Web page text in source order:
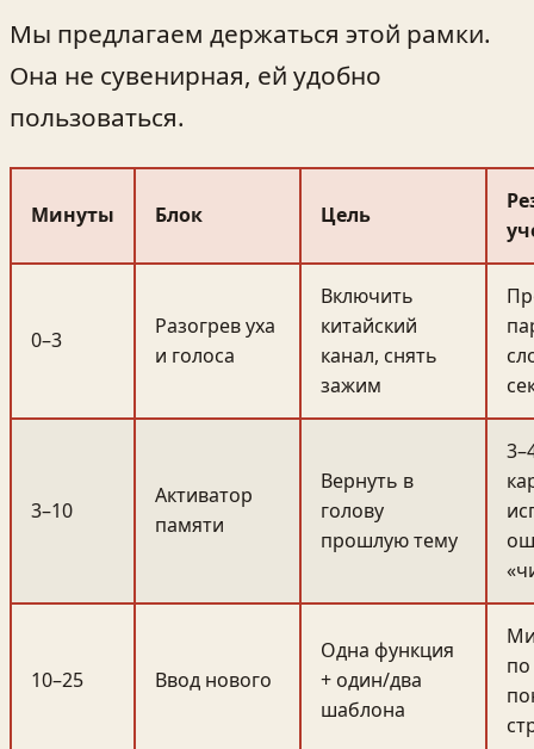
Мы предлагаем держаться этой рамки.
Она не сувенирная, ей удобно
пользоваться.
Минуты Блок Цель
0–3
Разогрев уха
и голоса
Включить
китайский
канал, снять
зажим
3–10
Активатор
памяти
Вернуть в
голову
прошлую тему
10–25 Ввод нового
Одна функция
+ один/два
шаблона